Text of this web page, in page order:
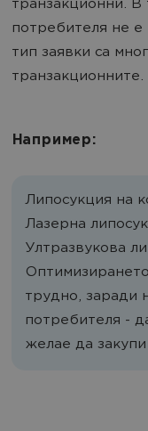
транзакционни. В
потребителя не е
тип заявки са
транзакционните.
Например:
Липосукция на
Лазерна
Ултразвукова
трудно, заради
потребителя -
желае да